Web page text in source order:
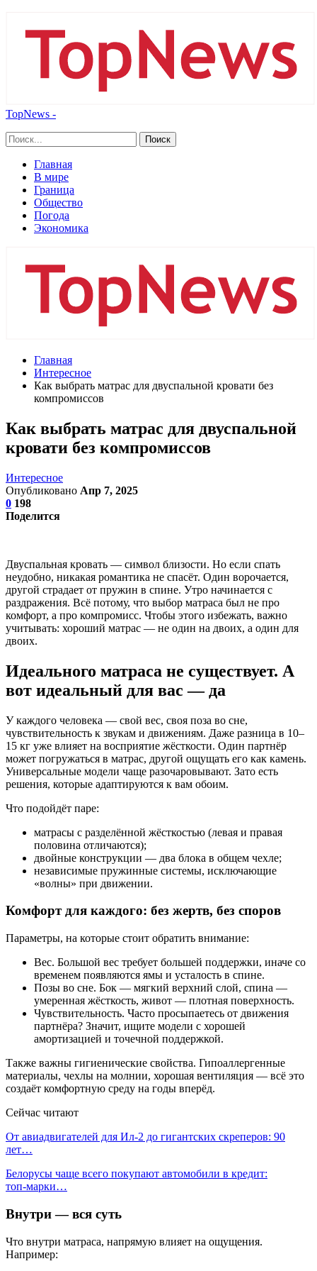
TopNews -
Главная
В мире
Граница
Общество
Погода
Экономика
Главная
Интересное
Как выбрать матрас для двуспальной кровати без
компромиссов
Как выбрать матрас для двуспальной
кровати без компромиссов
Интересное
Опубликовано Апр 7, 2025
0 198
Поделится
Двуспальная кровать — символ близости. Но если спать
неудобно, никакая романтика не спасёт. Один ворочается,
другой страдает от пружин в спине. Утро начинается с
раздражения. Всё потому, что выбор матраса был не про
комфорт, а про компромисс. Чтобы этого избежать, важно
учитывать: хороший матрас — не один на двоих, а один для
двоих.
Идеального матраса не существует. А
вот идеальный для вас — да
У каждого человека — свой вес, своя поза во сне,
чувствительность к звукам и движениям. Даже разница в 10–
15 кг уже влияет на восприятие жёсткости. Один партнёр
может погружаться в матрас, другой ощущать его как камень.
Универсальные модели чаще разочаровывают. Зато есть
решения, которые адаптируются к вам обоим.
Что подойдёт паре:
матрасы с разделённой жёсткостью (левая и правая
половина отличаются);
двойные конструкции — два блока в общем чехле;
независимые пружинные системы, исключающие
«волны» при движении.
Комфорт для каждого: без жертв, без споров
Параметры, на которые стоит обратить внимание:
Вес. Большой вес требует большей поддержки, иначе со
временем появляются ямы и усталость в спине.
Позы во сне. Бок — мягкий верхний слой, спина —
умеренная жёсткость, живот — плотная поверхность.
Чувствительность. Часто просыпаетесь от движения
партнёра? Значит, ищите модели с хорошей
амортизацией и точечной поддержкой.
Также важны гигиенические свойства. Гипоаллергенные
материалы, чехлы на молнии, хорошая вентиляция — всё это
создаёт комфортную среду на годы вперёд.
Сейчас читают
От авиадвигателей для Ил-2 до гигантских скреперов: 90
лет…
Белорусы чаще всего покупают автомобили в кредит:
топ‑марки…
Внутри — вся суть
Что внутри матраса, напрямую влияет на ощущения.
Например: